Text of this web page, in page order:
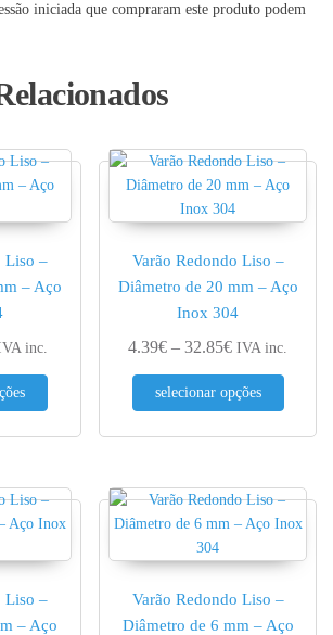
iniciada que compraram este produto podem
Liso –
– Aço
range: 1.93€ through 9.29€
inc.
This product has multiple variants. The
Varão Redondo Liso –
Diâmetro de 20 mm – Aço
Inox 304
4.39€ – 32.85€Price range:
IVA inc.
selecionar opções
This
Liso –
– Aço
Varão Redondo Liso –
Diâmetro de 6 mm – Aço